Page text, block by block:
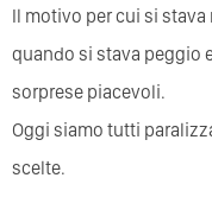
Il motivo per cui si
quando si stava peggio
sorprese piacevoli.
Oggi siamo tutti
scelte.